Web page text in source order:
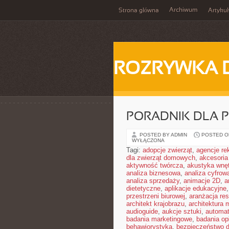
Strona główna Archiwum
ROZRYWKA
PORADNIK DLA
POSTED BY ADMIN POSTED
WYŁĄCZONA
Tagi: adopcje zwierząt, agencje
dla zwierząt domowych,
aktywność twórcza, akustyka
analiza biznesowa, analiza
analiza sprzedaży, animacje 2D,
dietetyczne, aplikacje edukacyjne,
przestrzeni biurowej, aranżacja
architekt krajobrazu, architektura
audioguide, aukcje sztuki,
badania marketingowe, badania
behawiorystyka, bezpieczeństwo